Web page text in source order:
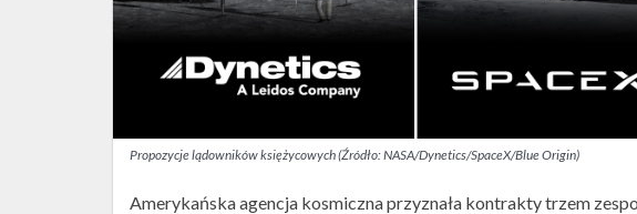
Propozycje lądowników księżycowych (Źródło: NASA/Dynetics/SpaceX/Blue Origin)
Amerykańska agencja kosmiczna przyznała kontrakty trzem